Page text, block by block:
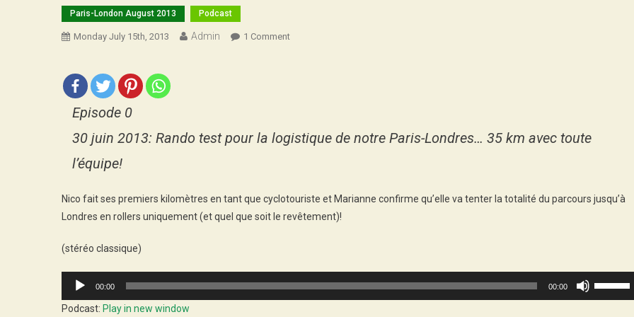
Paris-London August 2013 Podcast
Monday July 15th, 2013 Admin 1 CommentOn
Podcast
Episode 0
30 juin 2013: Rando test pour la logistique de notre Paris-Londres… 35 km avec toute
l’équipe!
Nico fait ses premiers kilomètres en tant que cyclotouriste et Marianne confirme qu’elle va tenter la totalité du parcours jusqu’à
Londres en rollers uniquement (et quel que soit le revêtement)!
(stéréo classique)
Audio
Player
00:00 00:00
Up/Down
Podcast: Play in new window